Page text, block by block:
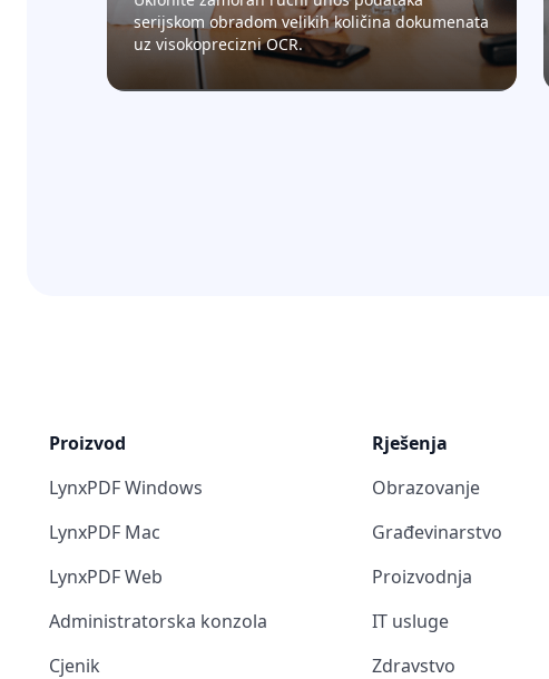
serijskom obradom velikih količina dokumenata
uz visokoprecizni OCR.
Proizvod
LynxPDF Windows
LynxPDF Mac
LynxPDF Web
Administratorska konzola
Cjenik
Rješenja
Obrazovanje
Građevinarstvo
Proizvodnja
IT usluge
Zdravstvo